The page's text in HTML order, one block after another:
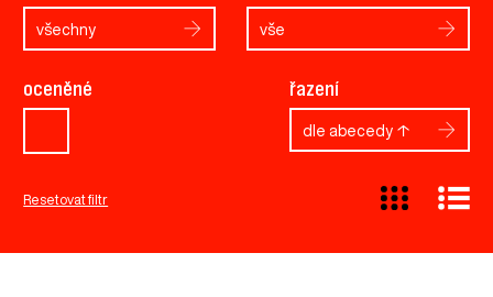
všechny vše
oceněné řazení
dle abecedy ↑
Resetovat filtr